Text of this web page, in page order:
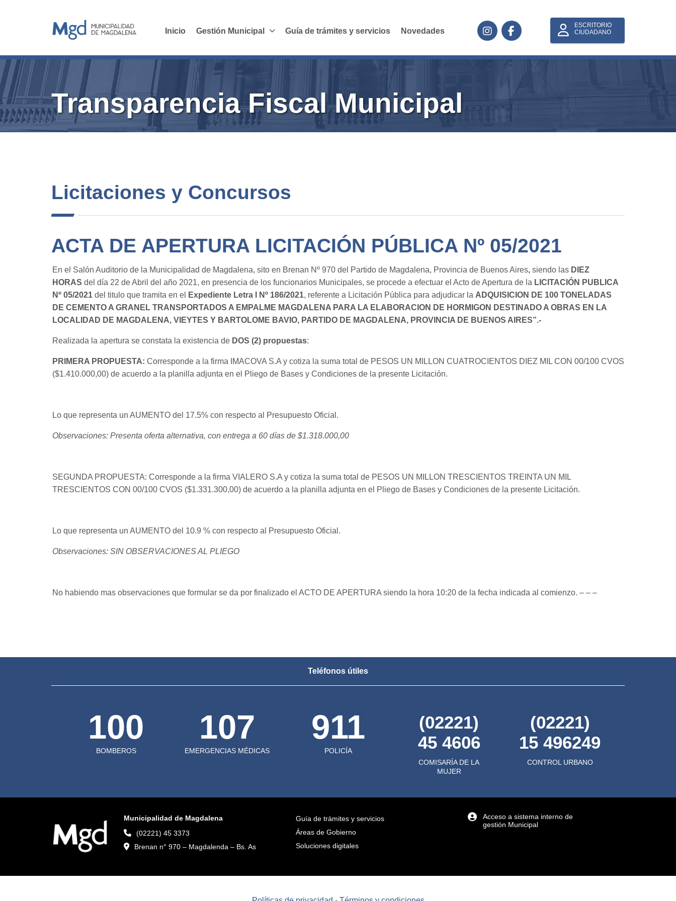
ESCRITORIO
CIUDADANO
Inicio Gestión Municipal Guía de trámites y servicios Novedades
Transparencia Fiscal Municipal
Licitaciones y Concursos
ACTA DE APERTURA LICITACIÓN PÚBLICA Nº 05/2021
En el Salón Auditorio de la Municipalidad de Magdalena, sito en Brenan Nº 970 del Partido de Magdalena, Provincia de Buenos Aires, siendo las DIEZ
HORAS del día 22 de Abril del año 2021, en presencia de los funcionarios Municipales, se procede a efectuar el Acto de Apertura de la LICITACIÓN PUBLICA
Nº 05/2021 del titulo que tramita en el Expediente Letra I Nº 186/2021, referente a Licitación Pública para adjudicar la ADQUISICION DE 100 TONELADAS
DE CEMENTO A GRANEL TRANSPORTADOS A EMPALME MAGDALENA PARA LA ELABORACION DE HORMIGON DESTINADO A OBRAS EN LA
LOCALIDAD DE MAGDALENA, VIEYTES Y BARTOLOME BAVIO, PARTIDO DE MAGDALENA, PROVINCIA DE BUENOS AIRES”.-
Realizada la apertura se constata la existencia de DOS (2) propuestas:
PRIMERA PROPUESTA: Corresponde a la firma IMACOVA S.A y cotiza la suma total de PESOS UN MILLON CUATROCIENTOS DIEZ MIL CON 00/100 CVOS
($1.410.000,00) de acuerdo a la planilla adjunta en el Pliego de Bases y Condiciones de la presente Licitación.
Lo que representa un AUMENTO del 17.5% con respecto al Presupuesto Oficial.
Observaciones: Presenta oferta alternativa, con entrega a 60 días de $1.318.000,00
SEGUNDA PROPUESTA: Corresponde a la firma VIALERO S.A y cotiza la suma total de PESOS UN MILLON TRESCIENTOS TREINTA UN MIL
TRESCIENTOS CON 00/100 CVOS ($1.331.300,00) de acuerdo a la planilla adjunta en el Pliego de Bases y Condiciones de la presente Licitación.
Lo que representa un AUMENTO del 10.9 % con respecto al Presupuesto Oficial.
Observaciones: SIN OBSERVACIONES AL PLIEGO
No habiendo mas observaciones que formular se da por finalizado el ACTO DE APERTURA siendo la hora 10:20 de la fecha indicada al comienzo. – – –
Teléfonos útiles
100
BOMBEROS
107
EMERGENCIAS MÉDICAS
911
POLICÍA
(02221)
45 4606
COMISARÍA DE LA
MUJER
(02221)
15 496249
CONTROL URBANO
Municipalidad de Magdalena
(02221) 45 3373
Brenan n° 970 – Magdalenda – Bs. As
Guía de trámites y servicios
Áreas de Gobierno
Soluciones digitales
Acceso a sistema interno de
gestión Municipal